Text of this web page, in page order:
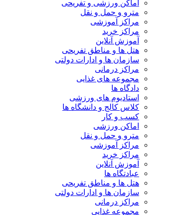
اماکن ورزشی و تفریحی
مترو و حمل و نقل
مراکز آموزشی
مراکز خرید
آموزش آنلاین
هتل ها و مناطق تفریحی
سازمان ها و ادارات دولتی
مراکز درمانی
مجموعه های غذایی
دادگاه ها
استادیوم های ورزشی
کلاس کالج و دانشگاه ها
کسب و کار
اماکن ورزشی
مترو و حمل و نقل
مراکز آموزشی
مراکز خرید
آموزش آنلاین
عبادتگاه ها
هتل ها و مناطق تفریحی
سازمان ها و ادارات دولتی
مراکز درمانی
مجموعه غذایی